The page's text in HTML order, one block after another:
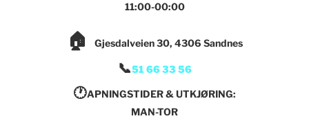
11:00-00:00
🏠 Gjesdalveien 30, 4306 Sandnes
📞51 66 33 56
🕐APNINGSTIDER & UTKJØRING:
MAN-TOR